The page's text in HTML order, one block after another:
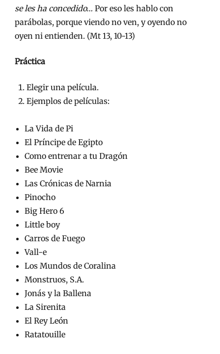
se les ha concedido… Por eso les hablo con
parábolas, porque viendo no ven, y oyendo no
oyen ni entienden. (Mt 13, 10-13)
Práctica
Elegir una película.
Ejemplos de películas:
La Vida de Pi ­
El Príncipe de Egipto
Como entrenar a tu Dragón
Bee Movie
Las Crónicas de Narnia
Pinocho
Big Hero 6
Little boy
Carros de Fuego
Vall-e
Los Mundos de Coralina
Monstruos, S.A.
Jonás y la Ballena
La Sirenita
El Rey León
Ratatouille